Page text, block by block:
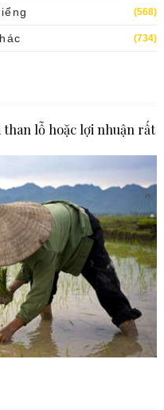
(568)
(734)
lỗ hoặc lợi nhuận rất